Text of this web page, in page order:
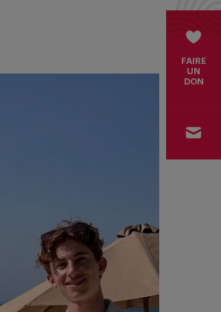
FAIRE
UN
DON